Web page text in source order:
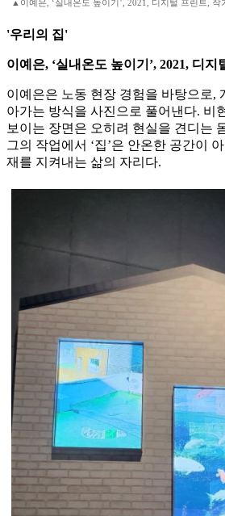
▲이예은, ‘실내온도 높이기’, 2021, 디지털 프린트,
'우리의 집'
이예은, ‘실내온도 높이기’, 2021, 디
이예은은 노동 현장 경험을 바탕으로,
아가는 방식을 사진으로 풀어낸다. 비
보이는 장면은 오히려 현실을 견디는
그의 작업에서 ‘집’은 안온한 공간이
재를 지켜내는 삶의 자리다.